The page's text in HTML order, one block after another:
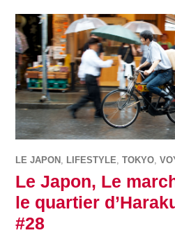
LE JAPON , LIFESTYLE,TOKYO,
Le Japon, Le
le quartier
#28